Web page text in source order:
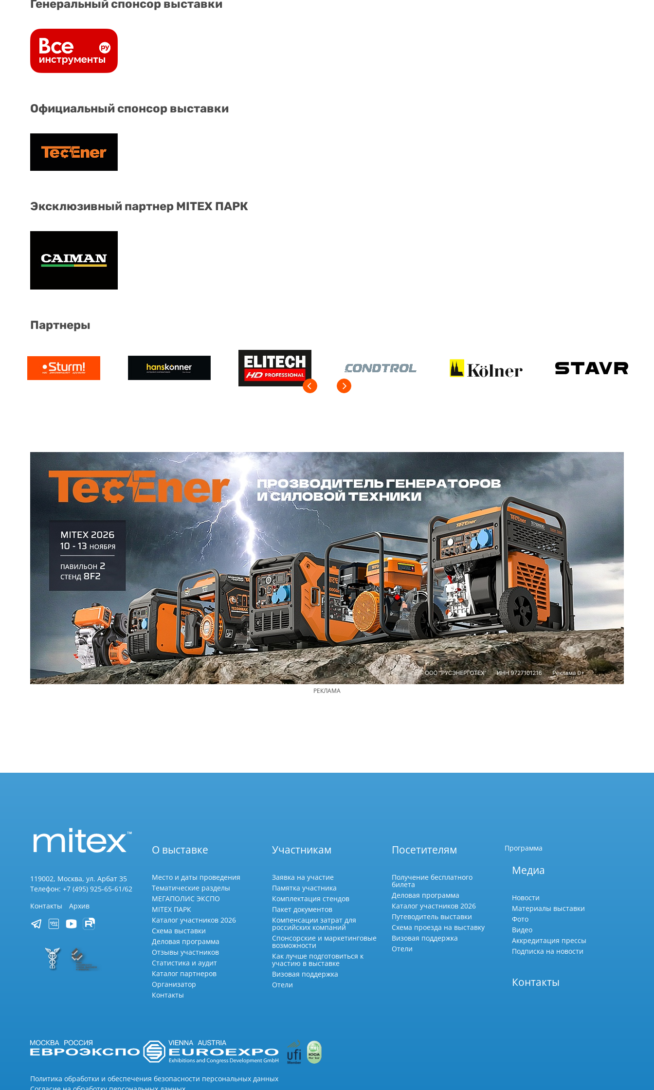
Генеральный спонсор выставки
Официальный спонсор выставки
Эксклюзивный партнер MITEX ПАРК
Партнеры
РЕКЛАМА
119002, Москва, ул. Арбат 35
Телефон: +7 (495) 925-65-61/62
Контакты
Архив
О выставке
Место и даты проведения
Тематические разделы
МЕГАПОЛИС ЭКСПО
MITEX ПАРК
Каталог участников 2026
Схема выставки
Деловая программа
Отзывы участников
Статистика и аудит
Каталог партнеров
Организатор
Контакты
Участникам
Заявка на участие
Памятка участника
Комплектация стендов
Пакет документов
Компенсации затрат для
российских компаний
Спонсорские и маркетинговые
возможности
Как лучше подготовиться к
участию в выставке
Визовая поддержка
Отели
Посетителям
Получение бесплатного
билета
Деловая программа
Каталог участников 2026
Путеводитель выставки
Схема проезда на выставку
Визовая поддержка
Отели
Программа
Медиа
Новости
Материалы выставки
Фото
Видео
Аккредитация прессы
Подписка на новости
Контакты
Политика обработки и обеспечения безопасности персональных данных